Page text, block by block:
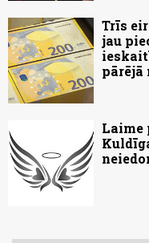
Trīs
jau
pārējā
Laime